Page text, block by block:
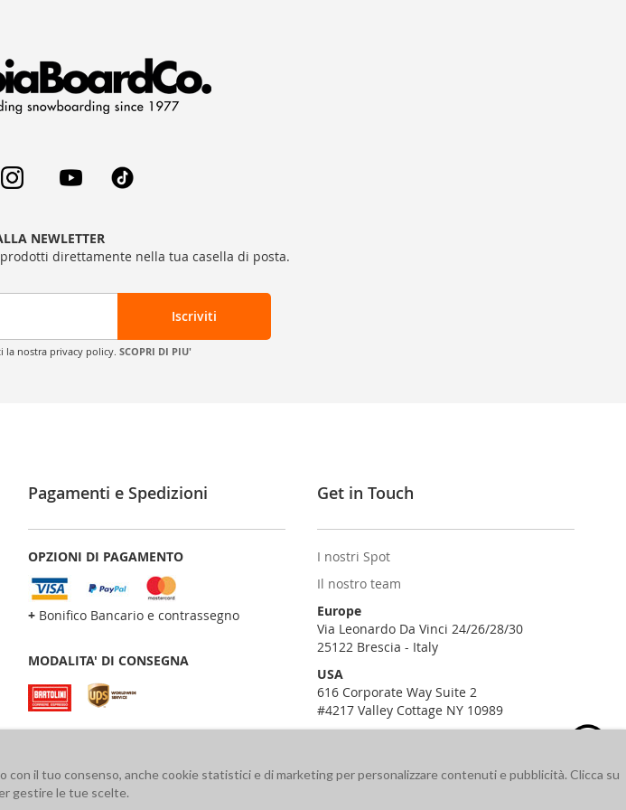
NEWLETTER
direttamente nella tua casella di posta.
Iscriviti
la nostra privacy policy. SCOPRI DI PIU'
Pagamenti e Spedizioni
OPZIONI DI PAGAMENTO
+ Bonifico Bancario e contrassegno
MODALITA' DI CONSEGNA
Get in Touch
I nostri Spot
Il nostro team
Europe
Via Leonardo Da Vinci 24/26/28/30
25122 Brescia - Italy
USA
616 Corporate Way Suite 2
#4217 Valley Cottage NY 10989
il tuo consenso, anche cookie statistici e di marketing per personalizzare contenuti e pubblicità. Clicca su
gestire le tue scelte.